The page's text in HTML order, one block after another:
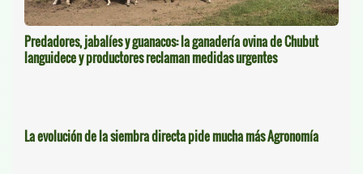
Predadores, jabalíes y guanacos: la ganadería ovina de Chubut
languidece y productores reclaman medidas urgentes
La evolución de la siembra directa pide mucha más Agronomía